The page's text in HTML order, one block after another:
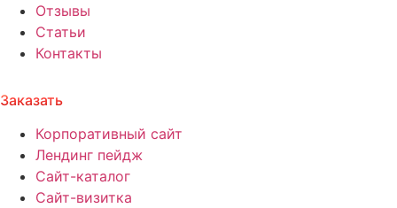
Отзывы
Статьи
Контакты
Заказать
Корпоративный сайт
Лендинг пейдж
Сайт-каталог
Сайт-визитка